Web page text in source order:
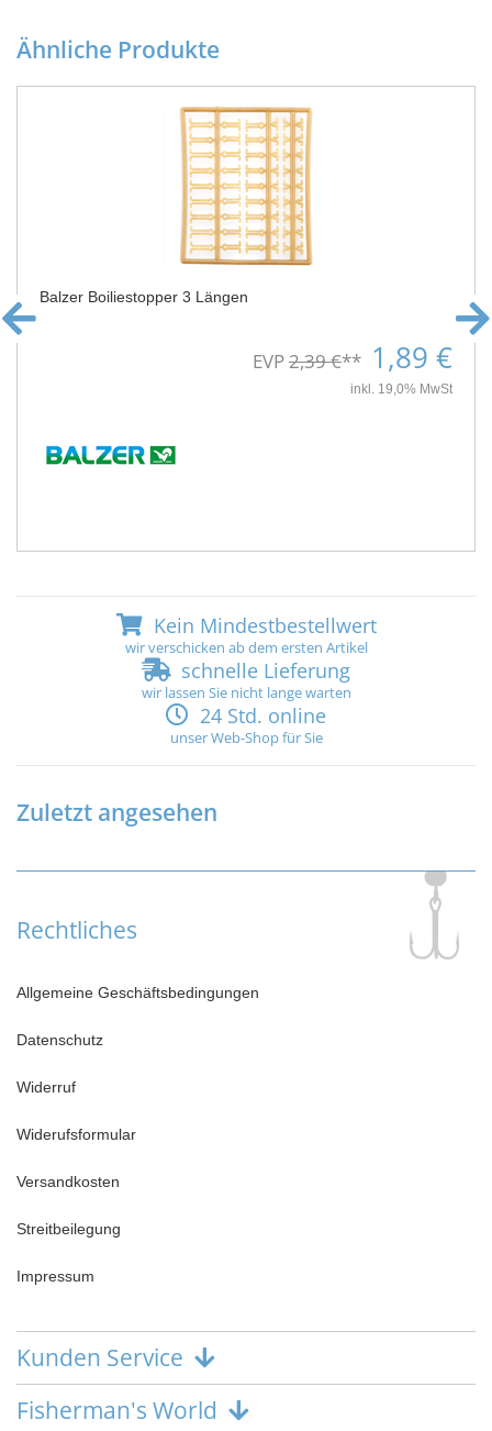
Ähnliche Produkte
Balzer Boiliestopper 3 Längen
EVP2,39 €** 1,89 €
inkl. 19,0% MwSt
Kein Mindestbestellwert
wir verschicken ab dem ersten Artikel
schnelle Lieferung
wir lassen Sie nicht lange warten
24 Std. online
unser Web-Shop für Sie
Zuletzt angesehen
Rechtliches
Allgemeine Geschäftsbedingungen
Datenschutz
Widerruf
Widerufsformular
Versandkosten
Streitbeilegung
Impressum
Kunden Service
Fisherman's World